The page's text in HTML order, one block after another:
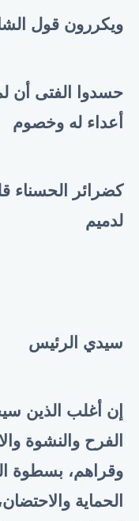
ويكررون قول
حسدوا الفتى أن
أعداء له وخصوم
كضرائر الحسناء
لدميم
سيدي الرئيس
إن أغلب الذين
الفرح والنشوة
وقراهم، بسطوة
الحماية